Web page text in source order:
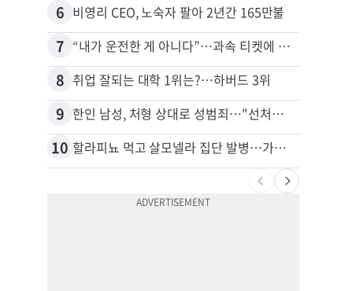
6 비영리 CEO, 노숙자 팔아 2년간 165만불
7 “내가 운전한 게 아니다”…과속 티켓에 오토파일럿 탓한 운전자
8 취업 잘되는 대학 1위는?…하버드 3위
9 한인 남성, 처형 상대로 성범죄…"선처해줬더니 배신자 취급"
10 할라피뇨 먹고 살모넬라 집단 발병…가주 등 27개 주 확산